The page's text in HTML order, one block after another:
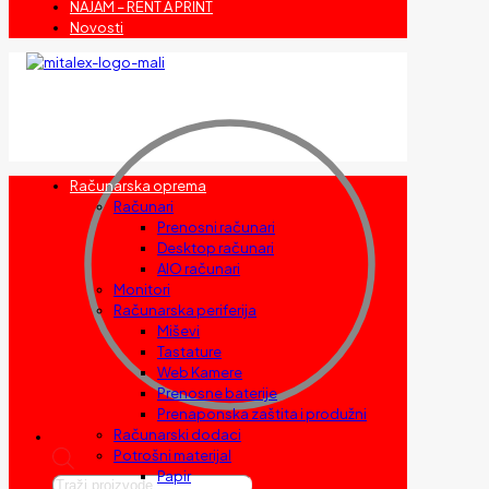
NAJAM – RENT A PRINT
Novosti
Products
Računarska oprema
Računari
Prenosni računari
Desktop računari
AIO računari
Monitori
Računarska periferija
Miševi
Tastature
Web Kamere
Prenosne baterije
Prenaponska zaštita i produžni
Računarski dodaci
Potrošni materijal
Papir